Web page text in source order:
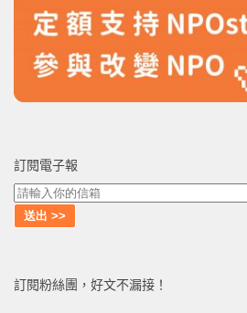
訂閱電子報
訂閱粉絲團，好文不漏接！